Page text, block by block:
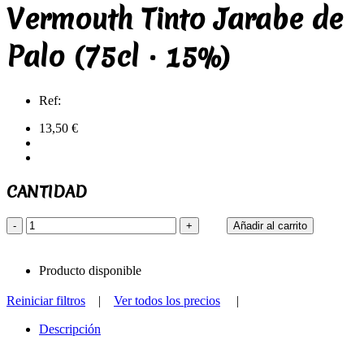
Vermouth Tinto Jarabe de
Palo (75cl · 15%)
Ref:
13,50 €
CANTIDAD
- + Añadir al carrito
Producto disponible
Reiniciar filtros | Ver todos los precios |
Descripción